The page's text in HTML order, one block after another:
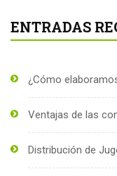
ENTRADAS
¿Cómo
Ventajas de las
Distribución de